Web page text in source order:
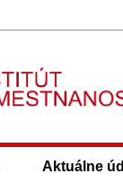
Aktuálne